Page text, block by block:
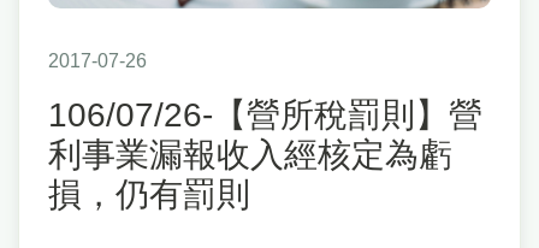
2017-07-26
106/07/26-【營所稅罰則】營
利事業漏報收入經核定為虧
損，仍有罰則